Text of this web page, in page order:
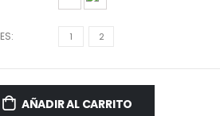
1 2
AÑADIR AL CARRITO